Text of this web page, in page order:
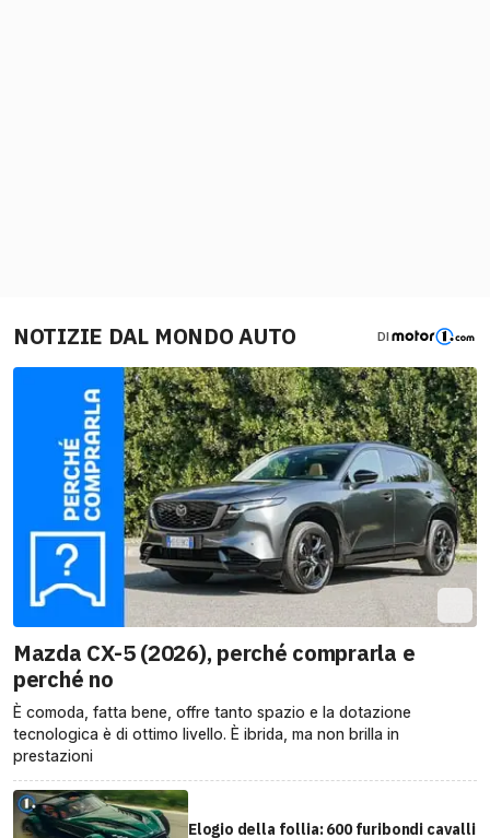
NOTIZIE DAL MONDO AUTO DI
Mazda CX-5 (2026), perché comprarla e
perché no
È comoda, fatta bene, offre tanto spazio e la dotazione
tecnologica è di ottimo livello. È ibrida, ma non brilla in
prestazioni
Elogio della follia: 600 furibondi cavalli